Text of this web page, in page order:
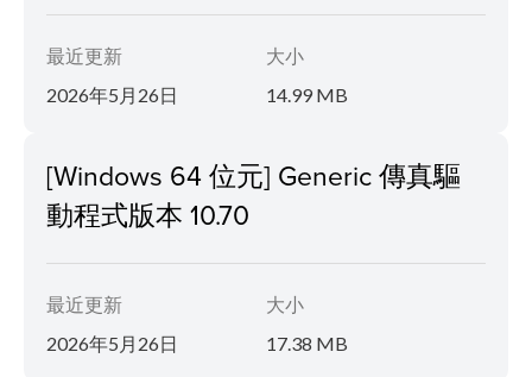
最近更新
2026年5月26日
大小
14.99 MB
[Windows 64 位元] Generic 傳真驅
動程式版本 10.70
最近更新
2026年5月26日
大小
17.38 MB